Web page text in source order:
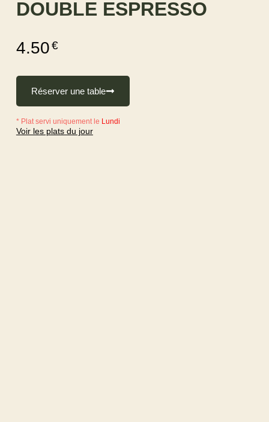
DOUBLE ESPRESSO
4.50€
Réserver une table
* Plat servi uniquement le Lundi
Voir les plats du jour